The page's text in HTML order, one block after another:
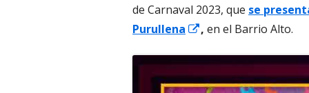
de Carnaval 2023, que se
Purullena
Abrir
una
ventana
, en el Barrio Alto.